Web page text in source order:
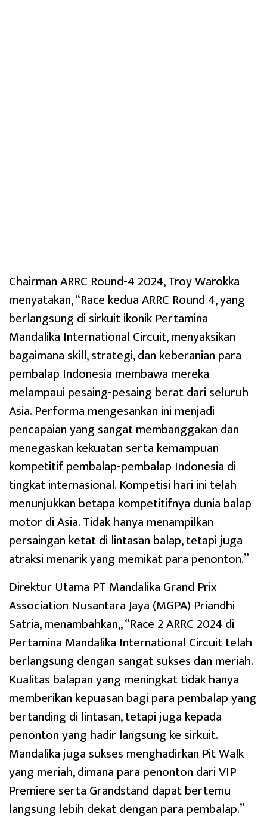
Chairman ARRC Round-4 2024, Troy Warokka
menyatakan, “Race kedua ARRC Round 4, yang
berlangsung di sirkuit ikonik Pertamina
Mandalika International Circuit, menyaksikan
bagaimana skill, strategi, dan keberanian para
pembalap Indonesia membawa mereka
melampaui pesaing-pesaing berat dari seluruh
Asia. Performa mengesankan ini menjadi
pencapaian yang sangat membanggakan dan
menegaskan kekuatan serta kemampuan
kompetitif pembalap-pembalap Indonesia di
tingkat internasional. Kompetisi hari ini telah
menunjukkan betapa kompetitifnya dunia balap
motor di Asia. Tidak hanya menampilkan
persaingan ketat di lintasan balap, tetapi juga
atraksi menarik yang memikat para penonton.”
Direktur Utama PT Mandalika Grand Prix
Association Nusantara Jaya (MGPA) Priandhi
Satria, menambahkan,, “Race 2 ARRC 2024 di
Pertamina Mandalika International Circuit telah
berlangsung dengan sangat sukses dan meriah.
Kualitas balapan yang meningkat tidak hanya
memberikan kepuasan bagi para pembalap yang
bertanding di lintasan, tetapi juga kepada
penonton yang hadir langsung ke sirkuit.
Mandalika juga sukses menghadirkan Pit Walk
yang meriah, dimana para penonton dari VIP
Premiere serta Grandstand dapat bertemu
langsung lebih dekat dengan para pembalap.”